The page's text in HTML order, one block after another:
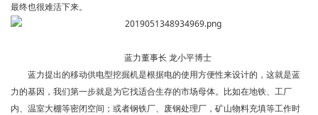
最终也很难活下来。
蓝力董事长 龙小平博士
蓝力提出的移动供电型挖掘机是根据电的使用方便性来设计的，这就是蓝
力的基因，我们第一步就是为它找适合生存的市场母体。比如在地铁、工厂
内、温室大棚等密闭空间；或者钢铁厂、废钢处理厂，矿山物料充填等工作时